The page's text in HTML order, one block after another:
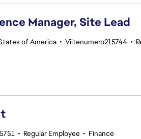
Manager, Site Lead
of America • Viitenumero215744 •
• Regular Employee • Finance